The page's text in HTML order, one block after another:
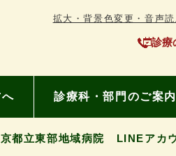
拡大・背景色変更・音声読
診療
診療科・部門のご案内
都立東部地域病院 LINEアカ